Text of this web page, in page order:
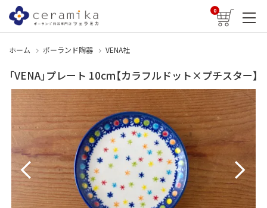
0
ホーム ポーランド陶器 VENA社
「VENA」プレート 10cm【カラフルドット×プチスター】